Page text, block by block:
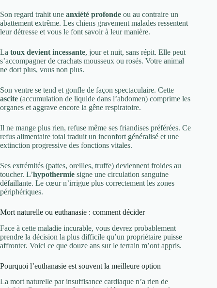
Son regard trahit une anxiété profonde ou au contraire un
abattement extrême. Les chiens gravement malades ressentent
leur détresse et vous le font savoir à leur manière.
La toux devient incessante, jour et nuit, sans répit. Elle peut
s’accompagner de crachats mousseux ou rosés. Votre animal
ne dort plus, vous non plus.
Son ventre se tend et gonfle de façon spectaculaire. Cette
ascite (accumulation de liquide dans l’abdomen) comprime les
organes et aggrave encore la gêne respiratoire.
Il ne mange plus rien, refuse même ses friandises préférées. Ce
refus alimentaire total traduit un inconfort généralisé et une
extinction progressive des fonctions vitales.
Ses extrémités (pattes, oreilles, truffe) deviennent froides au
toucher. L’hypothermie signe une circulation sanguine
défaillante. Le cœur n’irrigue plus correctement les zones
périphériques.
Mort naturelle ou euthanasie : comment décider
Face à cette maladie incurable, vous devrez probablement
prendre la décision la plus difficile qu’un propriétaire puisse
affronter. Voici ce que douze ans sur le terrain m’ont appris.
Pourquoi l’euthanasie est souvent la meilleure option
La mort naturelle par insuffisance cardiaque n’a rien de